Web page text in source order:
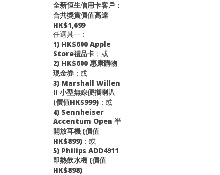
全新恒生信用卡客戶：
合共獎賞價值高達
HK$1,699
任選其一：
1) HK$600 Apple
Store禮品卡 ；或
2) HK$600 惠康購物
現金券 ；或
3) Marshall Willen
II 小型無線便攜喇叭
(價值HK$999) ；或
4) Sennheiser
Accentum Open 半
開放耳機 (價值
HK$899) ；或
5) Philips ADD4911
即熱飲水機 (價值
HK$898)